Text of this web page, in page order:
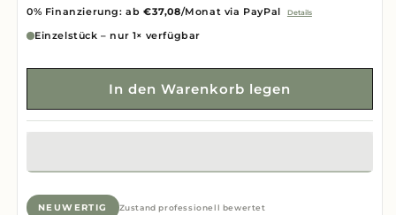
0% Finanzierung: ab €37,08/Monat via PayPal Details
Einzelstück – nur 1× verfügbar
In den Warenkorb legen
NEUWERTIG Zustand professionell bewertet